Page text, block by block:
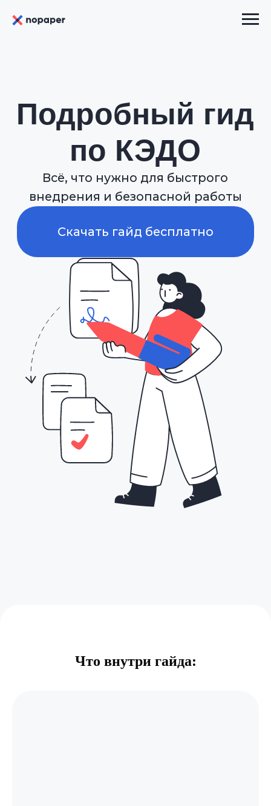
по КЭДО
Всё, что нужно для быстрого
внедрения и безопасной работы
Что внутри гайда: